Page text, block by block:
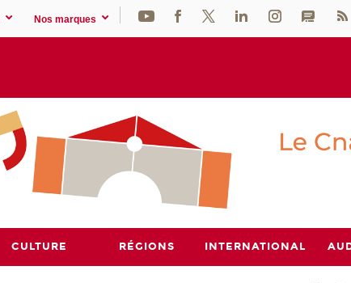
Nos marques
CULTURE RÉGIONS INTERNATIONAL